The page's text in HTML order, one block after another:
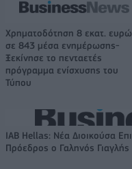
Χρηματοδότηση 8 εκατ. ευρώ
σε 843 μέσα ενημέρωσης-
Ξεκίνησε το πενταετές
πρόγραμμα ενίσχυσης του
Τύπου
IAB Hellas: Νέα Διοικούσα
Πρόεδρος ο Γαληνός Γιαγλής